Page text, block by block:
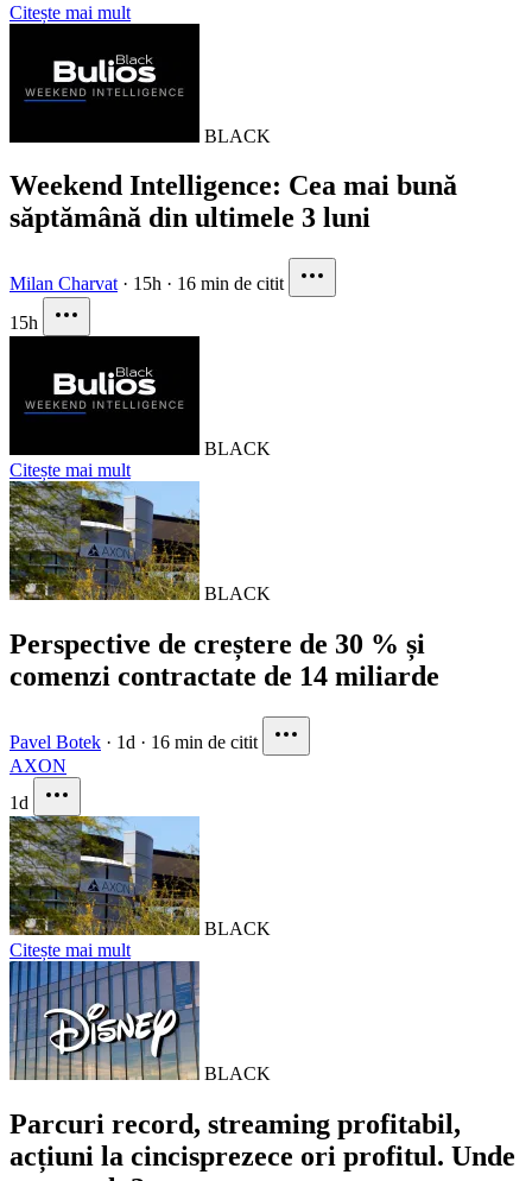
Citește mai mult
BLACK
Weekend Intelligence: Cea mai bună
săptămână din ultimele 3 luni
Milan Charvat · 15h · 16 min de citit
15h
BLACK
Citește mai mult
BLACK
Perspective de creștere de 30 % și
comenzi contractate de 14 miliarde
Pavel Botek · 1d · 16 min de citit
AXON
1d
BLACK
Citește mai mult
BLACK
Parcuri record, streaming profitabil,
acțiuni la cincisprezece ori profitul. Unde